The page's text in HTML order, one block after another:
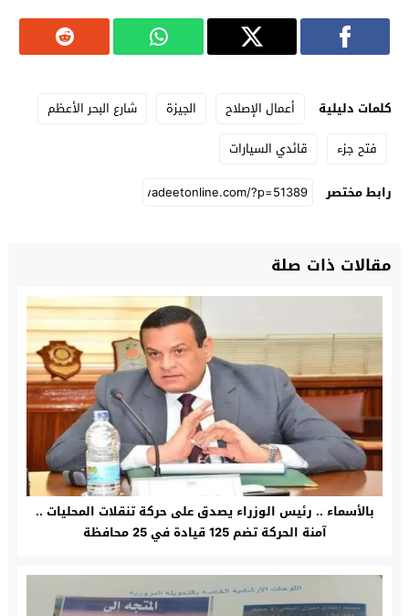
كلمات دليلية أعمال الإصلاح الجيزة
شارع البحر الأعظم
فتح جزء
قائدي السيارات
رابط مختصر
مقالات ذات صلة
بالأسماء .. رئيس الوزراء يصدق على حركة تنقلات المحليات ..
آمنة الحركة تضم 125 قيادة في 25 محافظة